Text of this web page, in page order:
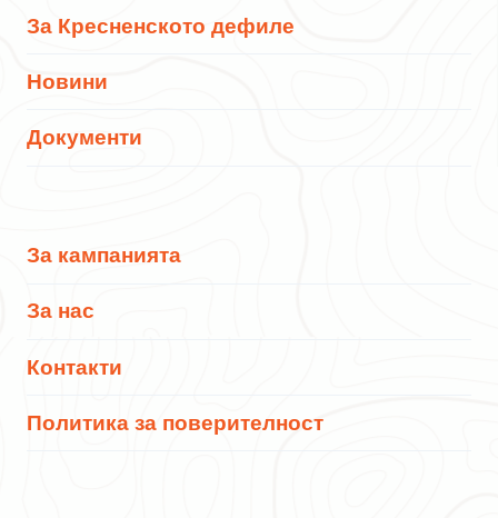
За Кресненското дефиле
Новини
Документи
За кампанията
За нас
Контакти
Политика за поверителност